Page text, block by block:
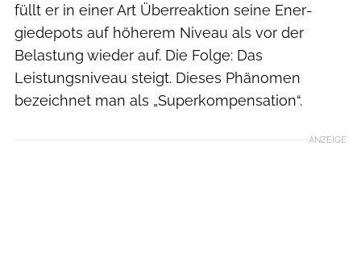
füllt er in einer Art Überreaktion seine Ener­
giedepots auf höherem Niveau als vor der
Belastung wieder auf. Die Folge: Das
Leistungsniveau steigt. Dieses Phänomen
bezeichnet man als „Superkompensation“.
ANZEIGE